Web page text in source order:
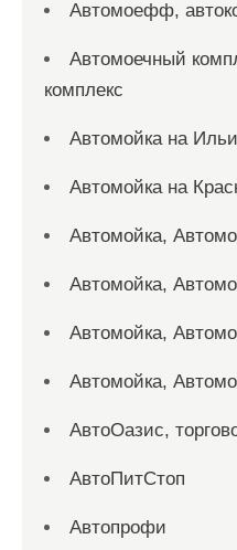
Автомоефф,
Автомоечный
комплекс
Автомойка на
Автомойка на
Автомойка,
Автомойка,
Автомойка,
Автомойка,
АвтоОазис,
АвтоПитСтоп
Автопрофи